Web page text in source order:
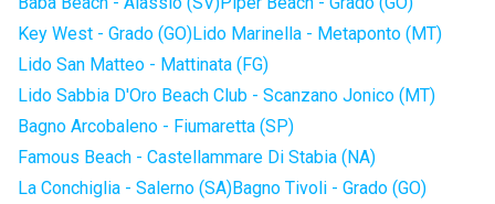
Key West - Grado (GO)Lido Marinella - Metaponto (MT)
Lido San Matteo - Mattinata (FG)
Lido Sabbia D'Oro Beach Club - Scanzano Jonico (MT)
Bagno Arcobaleno - Fiumaretta (SP)
Famous Beach - Castellammare Di Stabia (NA)
La Conchiglia - Salerno (SA)Bagno Tivoli - Grado (GO)